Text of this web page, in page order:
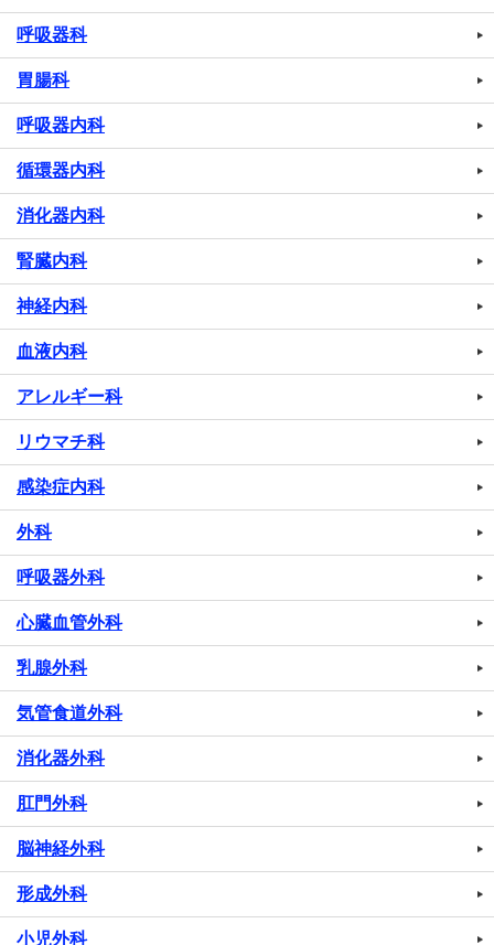
呼吸器科
胃腸科
呼吸器内科
循環器内科
消化器内科
腎臓内科
神経内科
血液内科
アレルギー科
リウマチ科
感染症内科
外科
呼吸器外科
心臓血管外科
乳腺外科
気管食道外科
消化器外科
肛門外科
脳神経外科
形成外科
小児外科